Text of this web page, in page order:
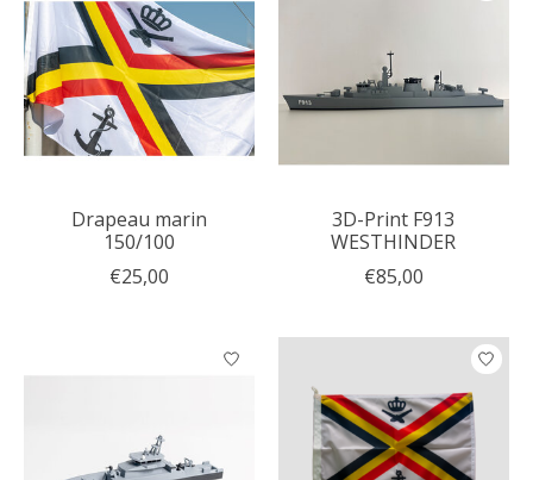
Drapeau marin
150/100
€25,00
3D-Print F913
WESTHINDER
€85,00